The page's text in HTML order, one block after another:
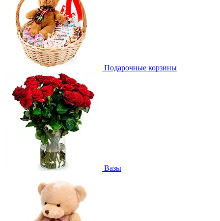
Подарочные корзины
Вазы